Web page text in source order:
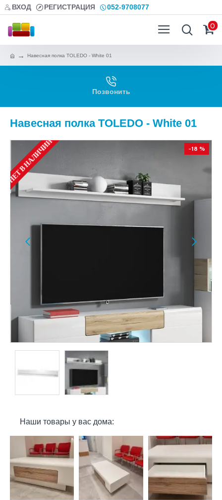
ВХОД РЕГИСТРАЦИЯ 052-9708077
0
Навесная полка TOLEDO - White 01
Позвонить
Навесная полка TOLEDO - White 01
-18 %
НЕТ В НАЛИЧИИ
Наши товары у вас дома: